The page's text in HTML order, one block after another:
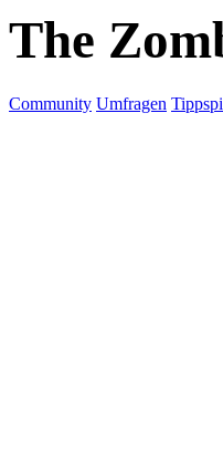
The
Community Umfragen